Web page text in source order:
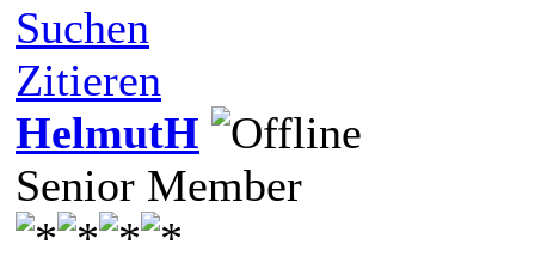
Suchen
Zitieren
HelmutH
Senior Member